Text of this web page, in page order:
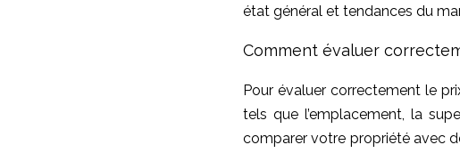
état général et tendances du
Comment évaluer
Pour évaluer correctement le
tels que l’emplacement, la
comparer votre propriété avec